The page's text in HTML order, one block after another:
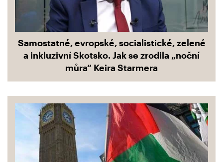
Samostatné, evropské, socialistické, zelené
a inkluzivní Skotsko. Jak se zrodila „noční
můra“ Keira Starmera